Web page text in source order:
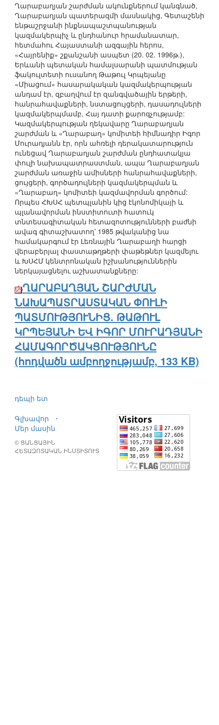
Ղարաբաղյան շարժման ակունքներում կանգնած,
Ղարաբաղյան պատերազմի մասնակից, Գետաշենի
ենթաշրջանի ինքնապաշտպանության
կազմակերպիչ և ընդհանուր հրամանատար,
հետմահու Հայաստանի ազգային հերոս,
«Հայրենիք» շքանշանի ասպետ (20. 02. 1996թ.),
Երևանի պետական համալսարանի պատմության
ֆակուլտետի ուսանող Թաթուլ Կրպեյանը
«Միացում» հասարակական կազմակերպության
անդամ էր, զբաղվում էր զանգվածային երթերի,
հանրահավաքների, նստացույցերի, դասադուլների
կազմակերպմամբ, Հայ դատի քարոզչությամբ:
Կազմակերպության ղեկավարը Ղարաբաղյան
շարժման և «Ղարաբաղ» կոմիտեի հիմնադիր Իգոր
Մուրադյանն էր, որն ահռելի դերակատարություն
ունեցավ Ղարաբաղյան շարժման ընդհատակյա
փուլի նախապատրաստման, ապա Ղարաբաղյան
շարժման առաջին ամիսների հանրահավաքների,
ցույցերի, գործադուլների կազմակերպման և
«Ղարաբաղ» կոմիտեի կազմավորման գործում:
Որպես ՀԽՍՀ պետպլանին կից էկոնոմիկայի և
պլանավորման ինստիտուտի հատուկ
տնտեսագիտական հետազոտությունների բաժնի
ավագ գիտաշխատող՝ 1985 թվականից նա
համակարգում էր Լեռնային Ղարաբաղի հարցի
վերաբերյալ փաստաթղթերի փաթեթներ կազմելու
և ԽՍՀՄ կենտրոնական իշխանություններին
ներկայացնելու աշխատանքները:
ՂԱՐԱԲԱՂՅԱՆ ՇԱՐԺՄԱՆ
ՆԱԽԱՊԱՏՐԱՍՏԱԿԱՆ ՓՈՒԼԻ
ՊԱՏՄՈՒԹՅՈՒՆԻՑ. ԹԱԹՈՒԼ
ԿՐՊԵՅԱՆԻ ԵՎ ԻԳՈՐ ՄՈՒՐԱԴՅԱՆԻ
ՀԱՄԱԳՈՐԾԱԿՑՈՒԹՅՈՒՆԸ
(հոդվածն ամբողջությամբ, 133 KB)
դեպի ետ
Գլխավոր
⋅
Մեր մասին
© ՑԱՆՑԱՅԻՆ
ՀԵՏԱԶՈՏԱԿԱՆ ԻՆՍՏԻՏՈՒՏ